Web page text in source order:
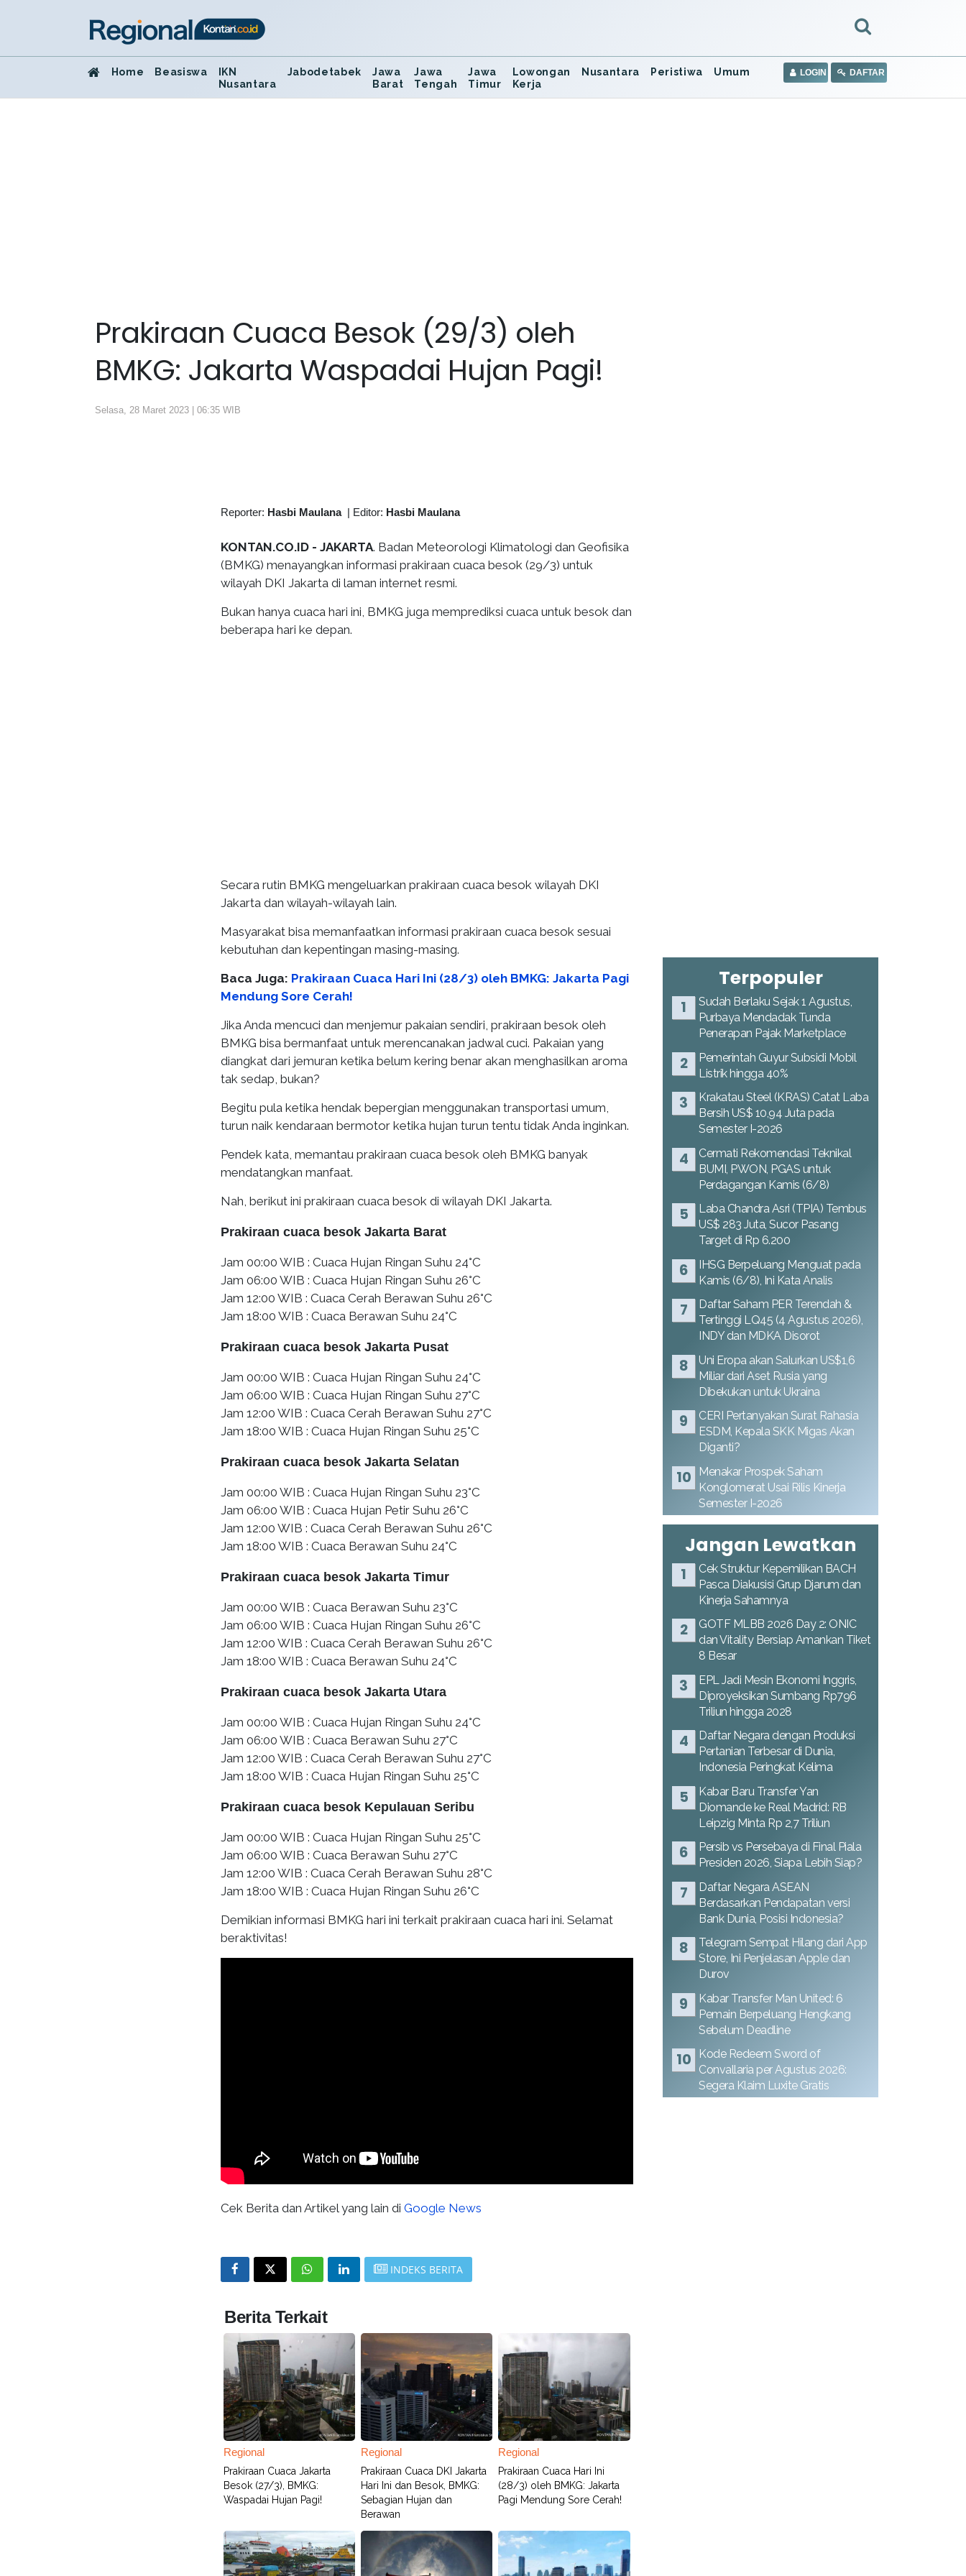
Home Beasiswa
IKN
Nusantara
Jabodetabek
Jawa
Barat
Jawa
Tengah
Jawa
Timur
Lowongan
Kerja
Nusantara Peristiwa Umum LOGIN DAFTAR
Prakiraan Cuaca Besok (29/3) oleh
BMKG: Jakarta Waspadai Hujan Pagi!
Selasa, 28 Maret 2023 | 06:35 WIB
Reporter: Hasbi Maulana| Editor: Hasbi Maulana
KONTAN.CO.ID - JAKARTA. Badan Meteorologi Klimatologi dan Geofisika
(BMKG) menayangkan informasi prakiraan cuaca besok (29/3) untuk
wilayah DKI Jakarta di laman internet resmi.
Bukan hanya cuaca hari ini, BMKG juga memprediksi cuaca untuk besok dan
beberapa hari ke depan.
Secara rutin BMKG mengeluarkan prakiraan cuaca besok wilayah DKI
Jakarta dan wilayah-wilayah lain.
Masyarakat bisa memanfaatkan informasi prakiraan cuaca besok sesuai
kebutuhan dan kepentingan masing-masing.
Baca Juga: Prakiraan Cuaca Hari Ini (28/3) oleh BMKG: Jakarta Pagi
Mendung Sore Cerah!
Jika Anda mencuci dan menjemur pakaian sendiri, prakiraan besok oleh
BMKG bisa bermanfaat untuk merencanakan jadwal cuci. Pakaian yang
diangkat dari jemuran ketika belum kering benar akan menghasilkan aroma
tak sedap, bukan?
Begitu pula ketika hendak bepergian menggunakan transportasi umum,
turun naik kendaraan bermotor ketika hujan turun tentu tidak Anda inginkan.
Pendek kata, memantau prakiraan cuaca besok oleh BMKG banyak
mendatangkan manfaat.
Nah, berikut ini prakiraan cuaca besok di wilayah DKI Jakarta.
Prakiraan cuaca besok Jakarta Barat
Jam 00:00 WIB : Cuaca Hujan Ringan Suhu 24°C
Jam 06:00 WIB : Cuaca Hujan Ringan Suhu 26°C
Jam 12:00 WIB : Cuaca Cerah Berawan Suhu 26°C
Jam 18:00 WIB : Cuaca Berawan Suhu 24°C
Prakiraan cuaca besok Jakarta Pusat
Jam 00:00 WIB : Cuaca Hujan Ringan Suhu 24°C
Jam 06:00 WIB : Cuaca Hujan Ringan Suhu 27°C
Jam 12:00 WIB : Cuaca Cerah Berawan Suhu 27°C
Jam 18:00 WIB : Cuaca Hujan Ringan Suhu 25°C
Prakiraan cuaca besok Jakarta Selatan
Jam 00:00 WIB : Cuaca Hujan Ringan Suhu 23°C
Jam 06:00 WIB : Cuaca Hujan Petir Suhu 26°C
Jam 12:00 WIB : Cuaca Cerah Berawan Suhu 26°C
Jam 18:00 WIB : Cuaca Berawan Suhu 24°C
Prakiraan cuaca besok Jakarta Timur
Jam 00:00 WIB : Cuaca Berawan Suhu 23°C
Jam 06:00 WIB : Cuaca Hujan Ringan Suhu 26°C
Jam 12:00 WIB : Cuaca Cerah Berawan Suhu 26°C
Jam 18:00 WIB : Cuaca Berawan Suhu 24°C
Prakiraan cuaca besok Jakarta Utara
Jam 00:00 WIB : Cuaca Hujan Ringan Suhu 24°C
Jam 06:00 WIB : Cuaca Berawan Suhu 27°C
Jam 12:00 WIB : Cuaca Cerah Berawan Suhu 27°C
Jam 18:00 WIB : Cuaca Hujan Ringan Suhu 25°C
Prakiraan cuaca besok Kepulauan Seribu
Jam 00:00 WIB : Cuaca Hujan Ringan Suhu 25°C
Jam 06:00 WIB : Cuaca Berawan Suhu 27°C
Jam 12:00 WIB : Cuaca Cerah Berawan Suhu 28°C
Jam 18:00 WIB : Cuaca Hujan Ringan Suhu 26°C
Demikian informasi BMKG hari ini terkait prakiraan cuaca hari ini. Selamat
beraktivitas!
Cek Berita dan Artikel yang lain di Google News
INDEKS BERITA
Berita Terkait
Regional
Prakiraan Cuaca Jakarta
Besok (27/3), BMKG:
Waspadai Hujan Pagi!
Regional
Prakiraan Cuaca DKI Jakarta
Hari Ini dan Besok, BMKG:
Sebagian Hujan dan
Berawan
Regional
Prakiraan Cuaca Hari Ini
(28/3) oleh BMKG: Jakarta
Pagi Mendung Sore Cerah!
Terpopuler
Sudah Berlaku Sejak 1 Agustus,
Purbaya Mendadak Tunda
Penerapan Pajak Marketplace
Pemerintah Guyur Subsidi Mobil
Listrik hingga 40%
Krakatau Steel (KRAS) Catat Laba
Bersih US$ 10,94 Juta pada
Semester I-2026
Cermati Rekomendasi Teknikal
BUMI, PWON, PGAS untuk
Perdagangan Kamis (6/8)
Laba Chandra Asri (TPIA) Tembus
US$ 283 Juta, Sucor Pasang
Target di Rp 6.200
IHSG Berpeluang Menguat pada
Kamis (6/8), Ini Kata Analis
Daftar Saham PER Terendah &
Tertinggi LQ45 (4 Agustus 2026),
INDY dan MDKA Disorot
Uni Eropa akan Salurkan US$1,6
Miliar dari Aset Rusia yang
Dibekukan untuk Ukraina
CERI Pertanyakan Surat Rahasia
ESDM, Kepala SKK Migas Akan
Diganti?
Menakar Prospek Saham
Konglomerat Usai Rilis Kinerja
Semester I-2026
Jangan Lewatkan
Cek Struktur Kepemilikan BACH
Pasca Diakusisi Grup Djarum dan
Kinerja Sahamnya
GOTF MLBB 2026 Day 2: ONIC
dan Vitality Bersiap Amankan Tiket
8 Besar
EPL Jadi Mesin Ekonomi Inggris,
Diproyeksikan Sumbang Rp796
Triliun hingga 2028
Daftar Negara dengan Produksi
Pertanian Terbesar di Dunia,
Indonesia Peringkat Kelima
Kabar Baru Transfer Yan
Diomande ke Real Madrid: RB
Leipzig Minta Rp 2,7 Triliun
Persib vs Persebaya di Final Piala
Presiden 2026, Siapa Lebih Siap?
Daftar Negara ASEAN
Berdasarkan Pendapatan versi
Bank Dunia, Posisi Indonesia?
Telegram Sempat Hilang dari App
Store, Ini Penjelasan Apple dan
Durov
Kabar Transfer Man United: 6
Pemain Berpeluang Hengkang
Sebelum Deadline
Kode Redeem Sword of
Convallaria per Agustus 2026:
Segera Klaim Luxite Gratis